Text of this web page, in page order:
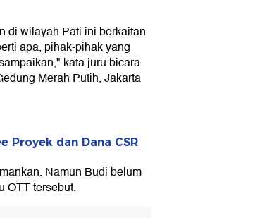
di wilayah Pati ini berkaitan
apa, pihak-pihak yang
kata juru bicara
Merah Putih, Jakarta
Proyek dan Dana CSR
Namun Budi belum
OTT tersebut.